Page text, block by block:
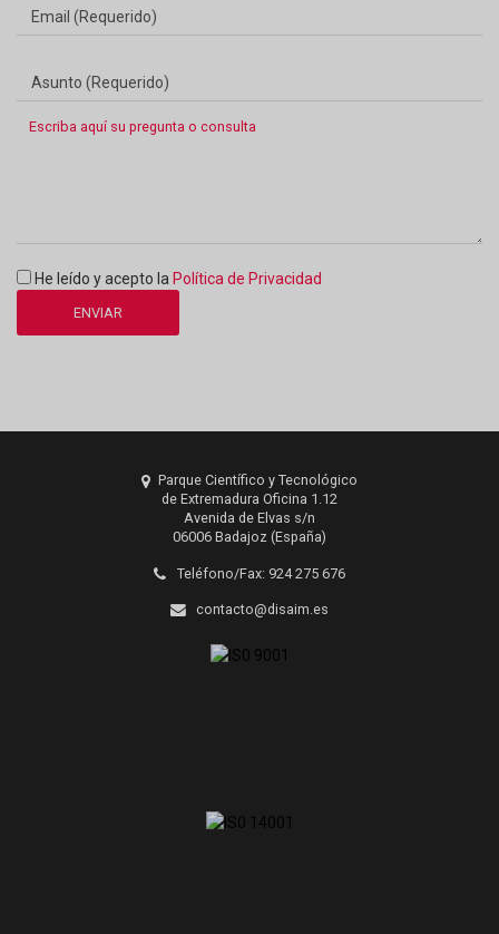
Email (Requerido)
Asunto (Requerido)
Escriba aquí su pregunta o consulta
He leído y acepto la Política de Privacidad
Parque Científico y Tecnológico
de Extremadura Oficina 1.12
Avenida de Elvas s/n
06006 Badajoz (España)
Teléfono/Fax: 924 275 676
contacto@disaim.es